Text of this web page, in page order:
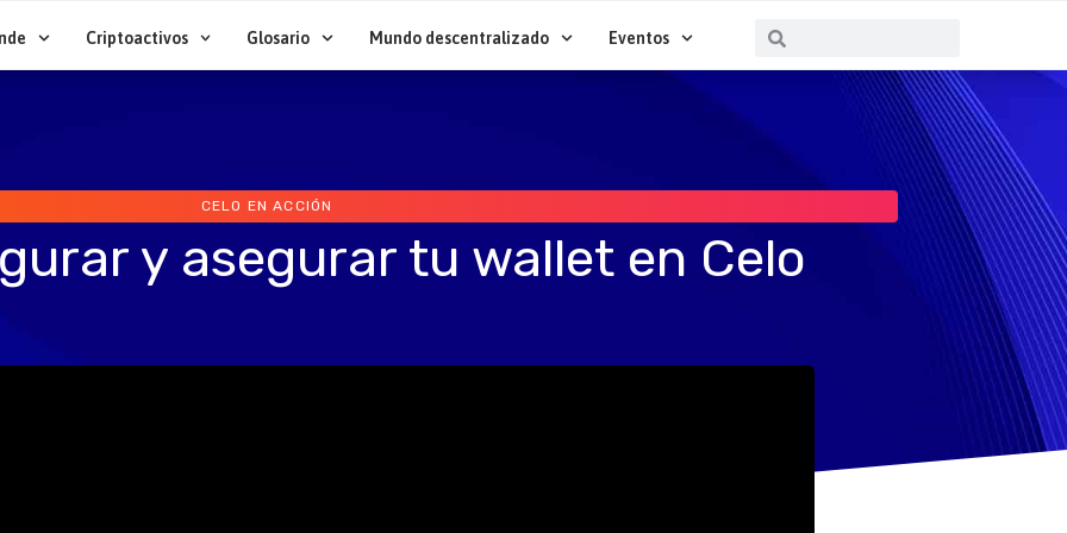
Criptoactivos Glosario Mundo descentralizado Eventos Buscar
CELO EN ACCIÓN
y asegurar tu wallet en Celo